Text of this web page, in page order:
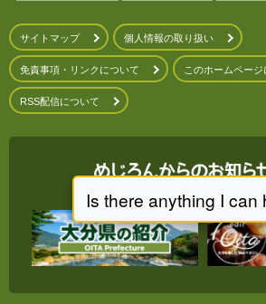
サイトマップ 個人情報の取り扱い
免責事項・リンクについて このホームページ
RSS配信について